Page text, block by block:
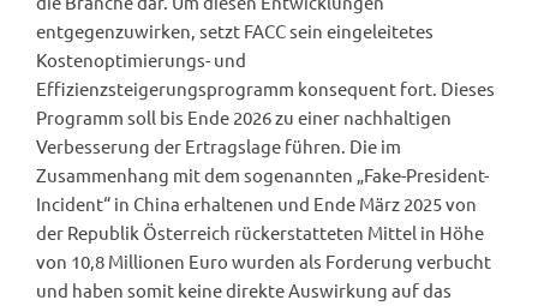
entgegenzuwirken, setzt FACC sein eingeleitetes
Kostenoptimierungs- und
Effizienzsteigerungsprogramm konsequent fort. Dieses
Programm soll bis Ende 2026 zu einer nachhaltigen
Verbesserung der Ertragslage führen. Die im
Zusammenhang mit dem sogenannten „Fake-President-
Incident“ in China erhaltenen und Ende März 2025 von
der Republik Österreich rückerstatteten Mittel in Höhe
von 10,8 Millionen Euro wurden als Forderung verbucht
und haben somit keine direkte Auswirkung auf das